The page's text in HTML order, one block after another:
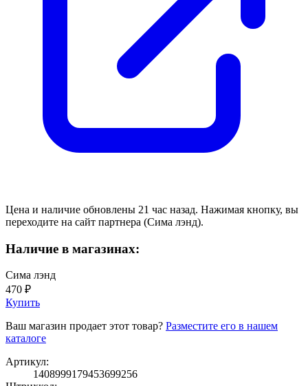
Цена и наличие обновлены 21 час назад. Нажимая кнопку, вы
переходите на сайт партнера (Сима лэнд).
Наличие в магазинах:
Сима лэнд
470 ₽
Купить
Ваш магазин продает этот товар? Разместите его в нашем
каталоге
Артикул:
1408999179453699256